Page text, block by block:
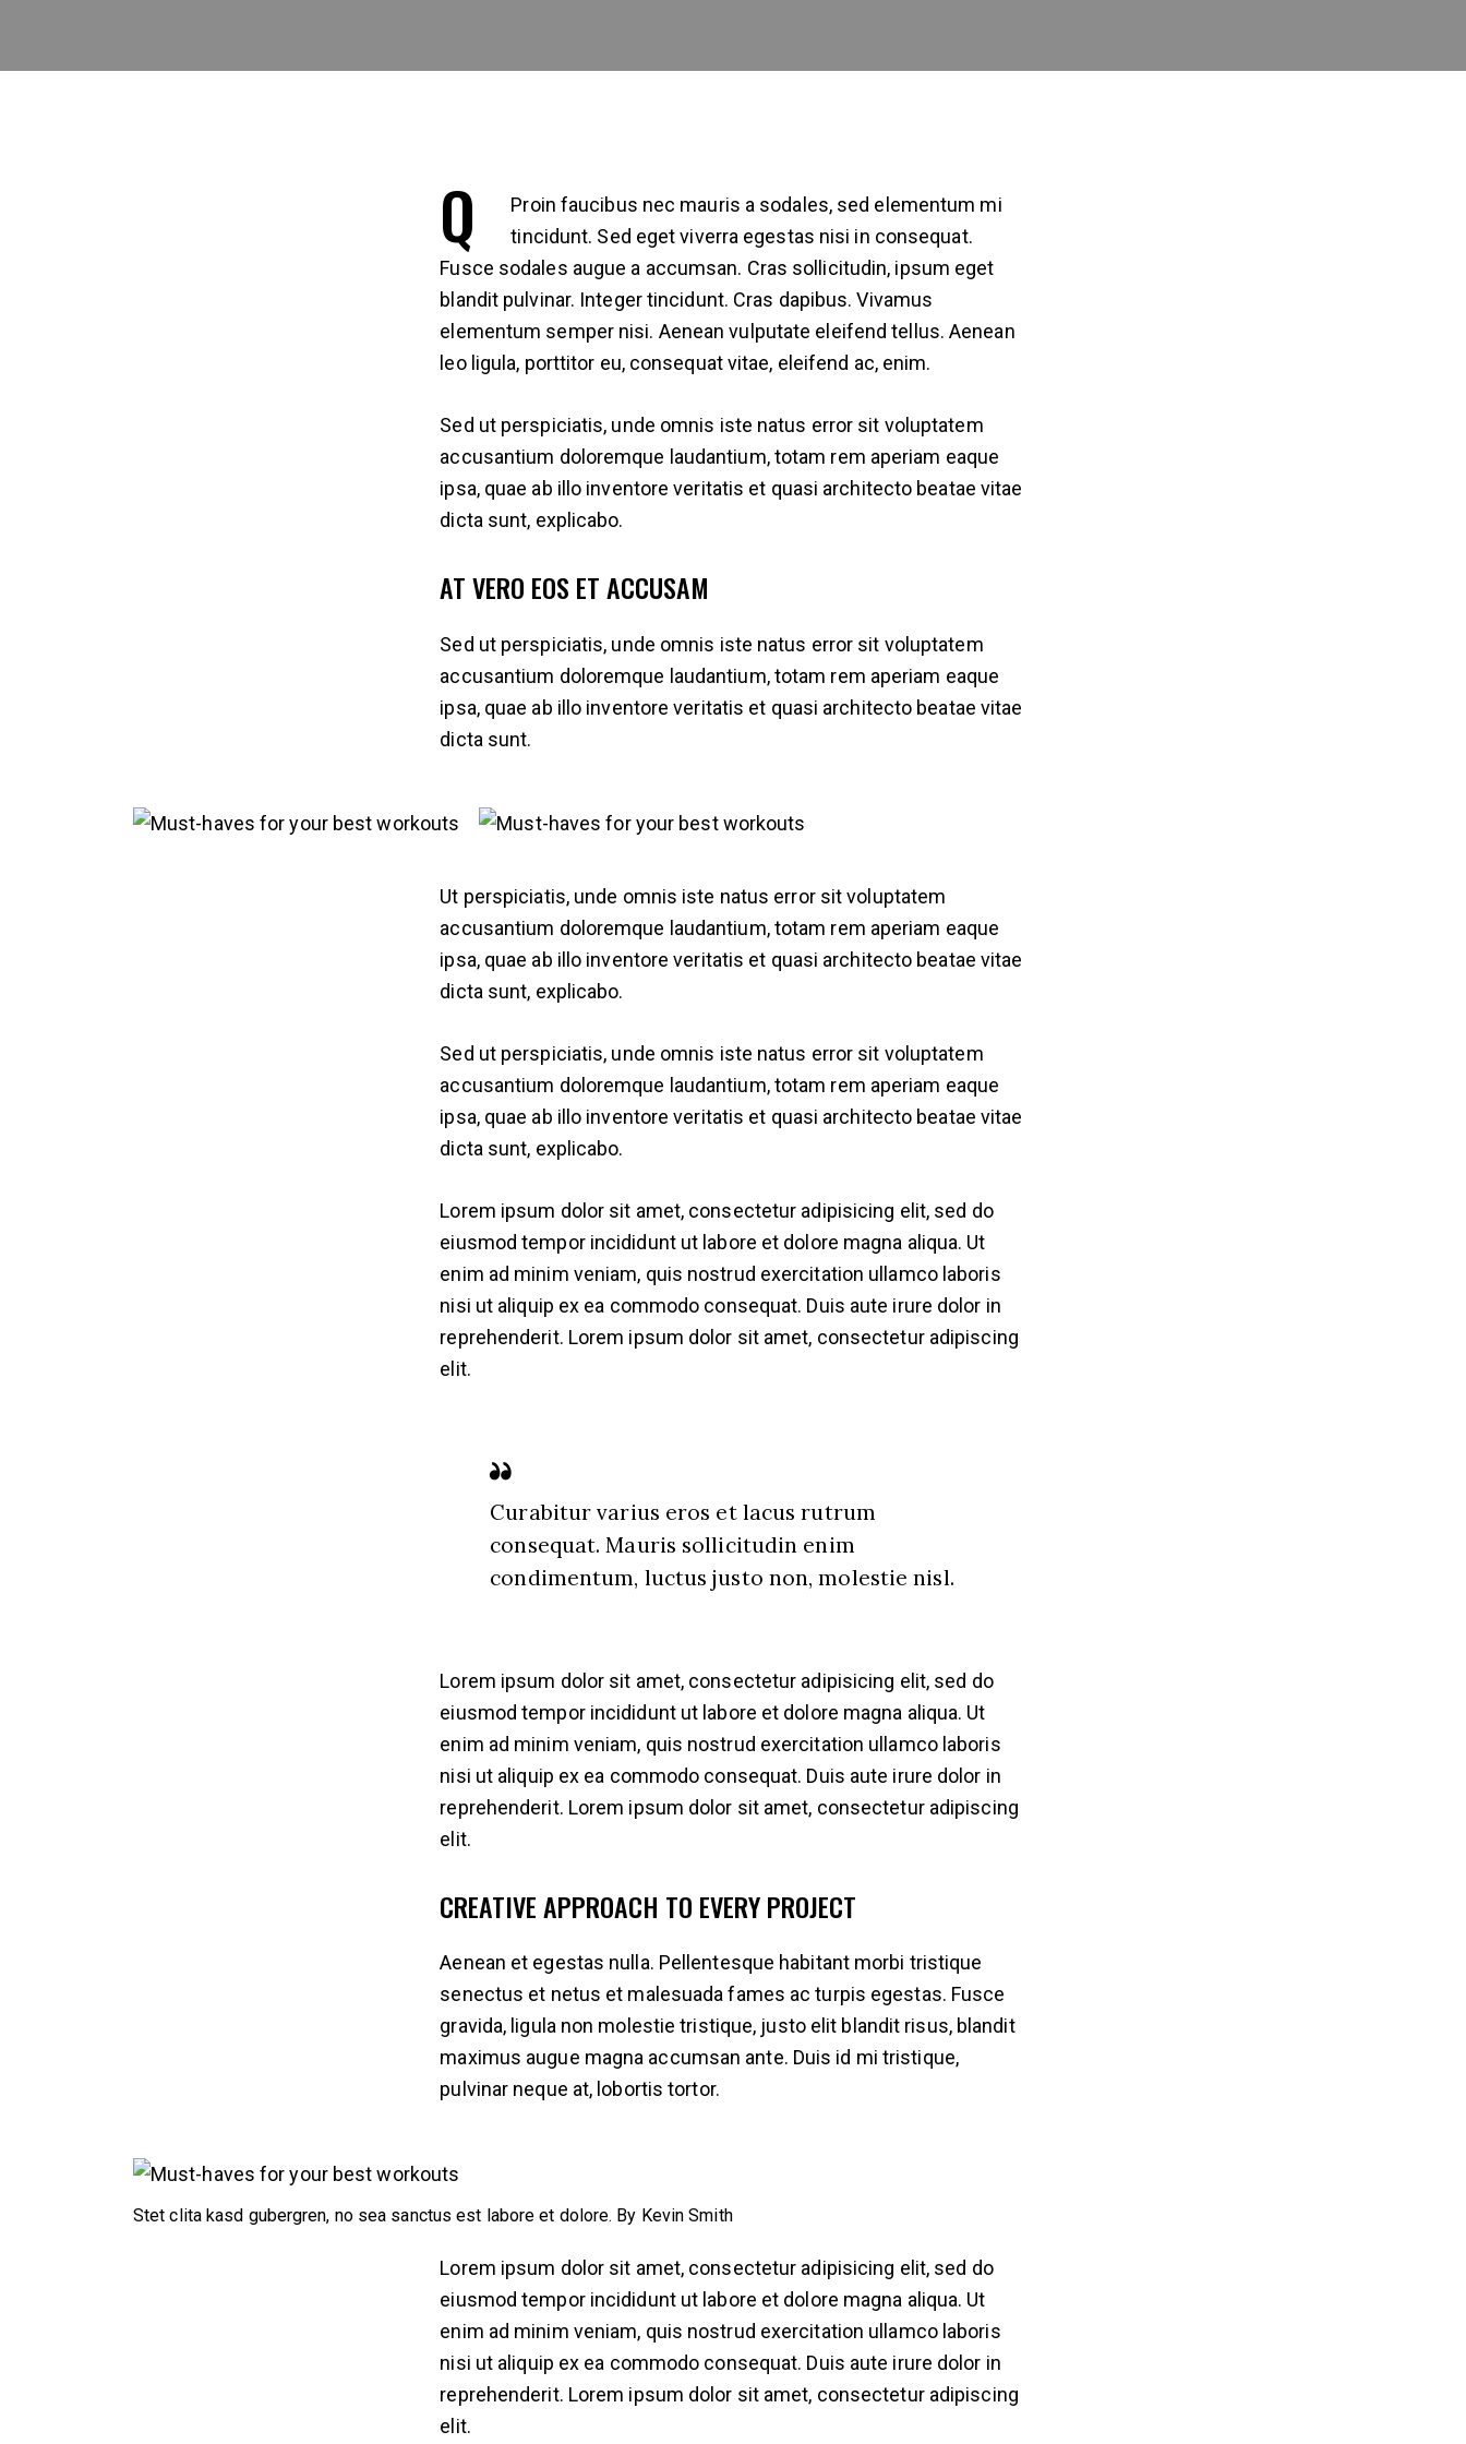
Q
Proin faucibus nec mauris a sodales, sed elementum mi
tincidunt. Sed eget viverra egestas nisi in consequat.
Fusce sodales augue a accumsan. Cras sollicitudin, ipsum eget
blandit pulvinar. Integer tincidunt. Cras dapibus. Vivamus
elementum semper nisi. Aenean vulputate eleifend tellus. Aenean
leo ligula, porttitor eu, consequat vitae, eleifend ac, enim.
Sed ut perspiciatis, unde omnis iste natus error sit voluptatem
accusantium doloremque laudantium, totam rem aperiam eaque
ipsa, quae ab illo inventore veritatis et quasi architecto beatae vitae
dicta sunt, explicabo.
AT VERO EOS ET ACCUSAM
Sed ut perspiciatis, unde omnis iste natus error sit voluptatem
accusantium doloremque laudantium, totam rem aperiam eaque
ipsa, quae ab illo inventore veritatis et quasi architecto beatae vitae
dicta sunt.
Ut perspiciatis, unde omnis iste natus error sit voluptatem
accusantium doloremque laudantium, totam rem aperiam eaque
ipsa, quae ab illo inventore veritatis et quasi architecto beatae vitae
dicta sunt, explicabo.
Sed ut perspiciatis, unde omnis iste natus error sit voluptatem
accusantium doloremque laudantium, totam rem aperiam eaque
ipsa, quae ab illo inventore veritatis et quasi architecto beatae vitae
dicta sunt, explicabo.
Lorem ipsum dolor sit amet, consectetur adipisicing elit, sed do
eiusmod tempor incididunt ut labore et dolore magna aliqua. Ut
enim ad minim veniam, quis nostrud exercitation ullamco laboris
nisi ut aliquip ex ea commodo consequat. Duis aute irure dolor in
reprehenderit. Lorem ipsum dolor sit amet, consectetur adipiscing
elit.
Curabitur varius eros et lacus rutrum
consequat. Mauris sollicitudin enim
condimentum, luctus justo non, molestie nisl.
Lorem ipsum dolor sit amet, consectetur adipisicing elit, sed do
eiusmod tempor incididunt ut labore et dolore magna aliqua. Ut
enim ad minim veniam, quis nostrud exercitation ullamco laboris
nisi ut aliquip ex ea commodo consequat. Duis aute irure dolor in
reprehenderit. Lorem ipsum dolor sit amet, consectetur adipiscing
elit.
CREATIVE APPROACH TO EVERY PROJECT
Aenean et egestas nulla. Pellentesque habitant morbi tristique
senectus et netus et malesuada fames ac turpis egestas. Fusce
gravida, ligula non molestie tristique, justo elit blandit risus, blandit
maximus augue magna accumsan ante. Duis id mi tristique,
pulvinar neque at, lobortis tortor.
Stet clita kasd gubergren, no sea sanctus est labore et dolore. By Kevin Smith
Lorem ipsum dolor sit amet, consectetur adipisicing elit, sed do
eiusmod tempor incididunt ut labore et dolore magna aliqua. Ut
enim ad minim veniam, quis nostrud exercitation ullamco laboris
nisi ut aliquip ex ea commodo consequat. Duis aute irure dolor in
reprehenderit. Lorem ipsum dolor sit amet, consectetur adipiscing
elit.